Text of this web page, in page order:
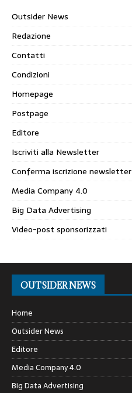
Outsider News
Redazione
Contatti
Condizioni
Homepage
Postpage
Editore
Iscriviti alla Newsletter
Conferma iscrizione newsletter
Media Company 4.0
Big Data Advertising
Video-post sponsorizzati
OUTSIDER NEWS
Home
Outsider News
Editore
Media Company 4.0
Big Data Advertising